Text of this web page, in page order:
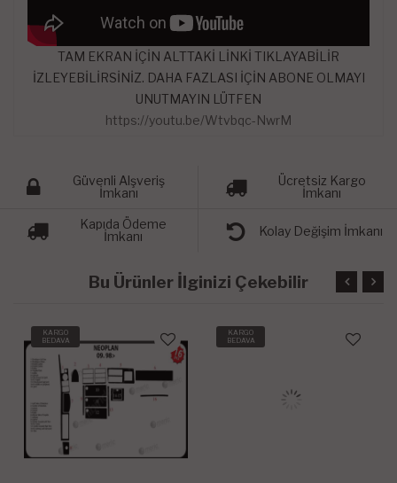
TAM EKRAN İÇİN ALTTAKİ LİNKİ TIKLAYABİLİR
İZLEYEBİLİRSİNİZ. DAHA FAZLASI İÇİN ABONE OLMAYI
UNUTMAYIN LÜTFEN
https://youtu.be/Wtvbqc-NwrM
Güvenli Alşveriş
İmkanı
Ücretsiz Kargo
İmkanı
Kapıda Ödeme
İmkanı
Kolay Değişim İmkanı
Bu Ürünler İlginizi Çekebilir
KARGO
BEDAVA
KARGO
BEDAVA